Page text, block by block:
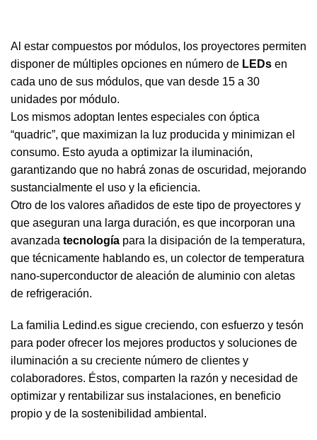
Al estar compuestos por módulos, los proyectores permiten
disponer de múltiples opciones en número de LEDs en
cada uno de sus módulos, que van desde 15 a 30
unidades por módulo.
Los mismos adoptan lentes especiales con óptica
“quadric”, que maximizan la luz producida y minimizan el
consumo. Esto ayuda a optimizar la iluminación,
garantizando que no habrá zonas de oscuridad, mejorando
sustancialmente el uso y la eficiencia.
Otro de los valores añadidos de este tipo de proyectores y
que aseguran una larga duración, es que incorporan una
avanzada tecnología para la disipación de la temperatura,
que técnicamente hablando es, un colector de temperatura
nano-superconductor de aleación de aluminio con aletas
de refrigeración.
La familia Ledind.es sigue creciendo, con esfuerzo y tesón
para poder ofrecer los mejores productos y soluciones de
iluminación a su creciente número de clientes y
colaboradores. Éstos, comparten la razón y necesidad de
optimizar y rentabilizar sus instalaciones, en beneficio
propio y de la sostenibilidad ambiental.